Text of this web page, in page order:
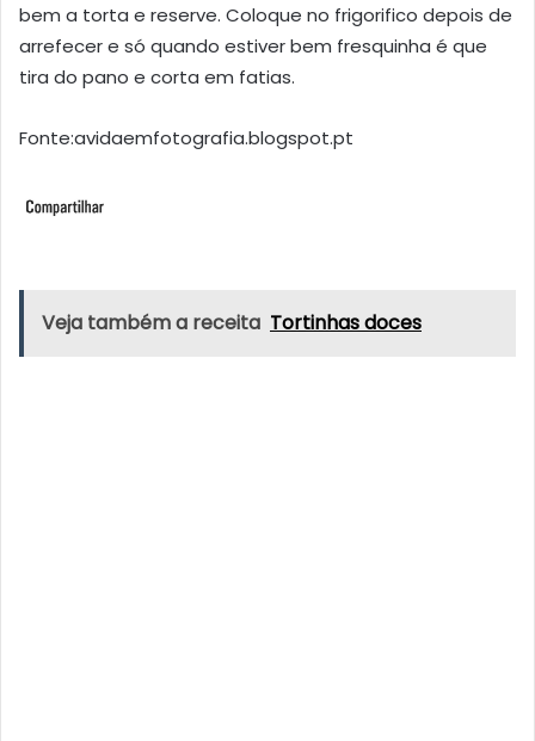
bem a torta e reserve. Coloque no frigorifico depois de
arrefecer e só quando estiver bem fresquinha é que
tira do pano e corta em fatias.
Fonte:avidaemfotografia.blogspot.pt
Veja também a receita Tortinhas doces